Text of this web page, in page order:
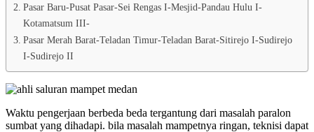
Pasar Baru-Pusat Pasar-Sei Rengas I-Mesjid-Pandau Hulu I-
Kotamatsum III-
Pasar Merah Barat-Teladan Timur-Teladan Barat-Sitirejo I-Sudirejo
I-Sudirejo II
Waktu pengerjaan berbeda beda tergantung dari masalah paralon
sumbat yang dihadapi. bila masalah mampetnya ringan, teknisi dapat